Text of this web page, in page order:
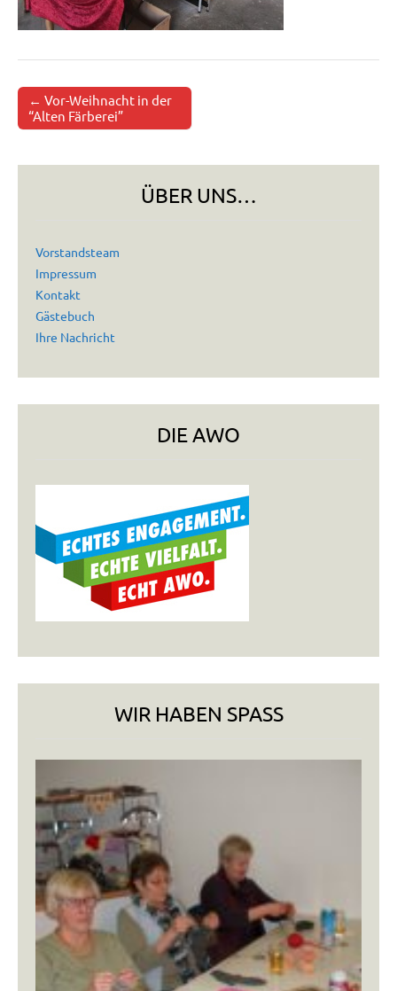
Post navigation
← Vor-Weihnacht in der
“Alten Färberei”
ÜBER UNS…
Vorstandsteam
Impressum
Kontakt
Gästebuch
Ihre Nachricht
DIE AWO
WIR HABEN SPASS